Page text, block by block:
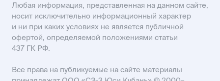
Любая информация, представленная на данном сайте,
носит исключительно информационный характер
и ни при каких условиях не является публичной
офертой, определяемой положениями статьи
437 ГК РФ.
Все права на публикуемые на сайте материалы